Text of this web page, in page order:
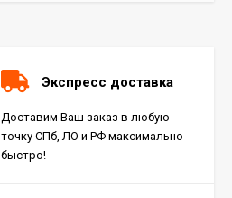
Экспресс доставка
Доставим Ваш заказ в любую
точку СПб, ЛО и РФ максимально
быстро!